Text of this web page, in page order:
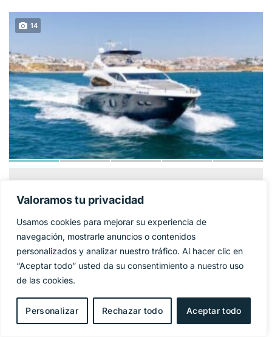
Valoramos tu privacidad
Usamos cookies para mejorar su experiencia de
navegación, mostrarle anuncios o contenidos
personalizados y analizar nuestro tráfico. Al hacer clic en
“Aceptar todo” usted da su consentimiento a nuestro uso
de las cookies.
Personalizar Rechazar todo Aceptar todo
14
YACHT
Año 2009
27 m
Manga 6,4 m
Combustible Diesel